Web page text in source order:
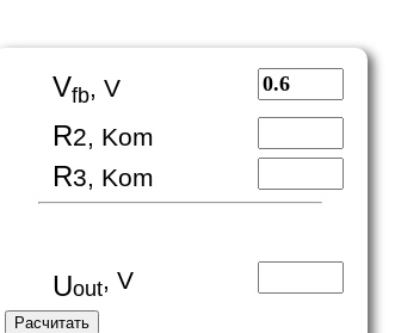
Vfb, V
R2, Kom
R3, Kom
Uout, V